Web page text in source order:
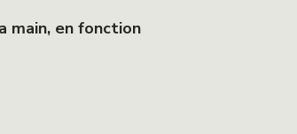
main, en fonction